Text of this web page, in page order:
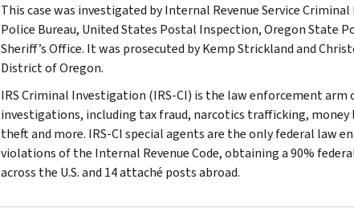
This case was investigated by Internal Revenue Service
Police Bureau, United States Postal Inspection, Oregon State
Sheriff’s Office. It was prosecuted by Kemp Strickland and
District of Oregon.
IRS Criminal Investigation (IRS-CI) is the law enforcement
investigations, including tax fraud, narcotics trafficking,
theft and more. IRS-CI special agents are the only federal law
violations of the Internal Revenue Code, obtaining a 90%
across the U.S. and 14 attaché posts abroad.